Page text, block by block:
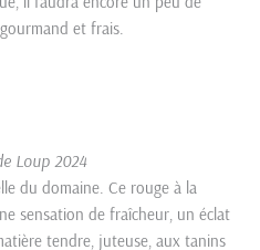
et frais.
Loup 2024
du domaine. Ce rouge à la
sensation de fraîcheur, un éclat
tendre, juteuse, aux tanins